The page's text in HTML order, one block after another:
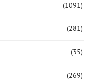
(1091)
(281)
(35)
(269)